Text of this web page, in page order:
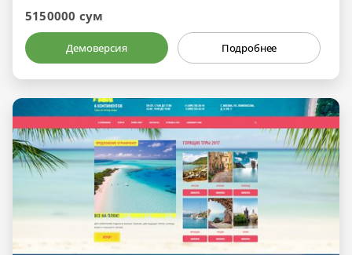
5150000 сум
Демоверсия Подробнее